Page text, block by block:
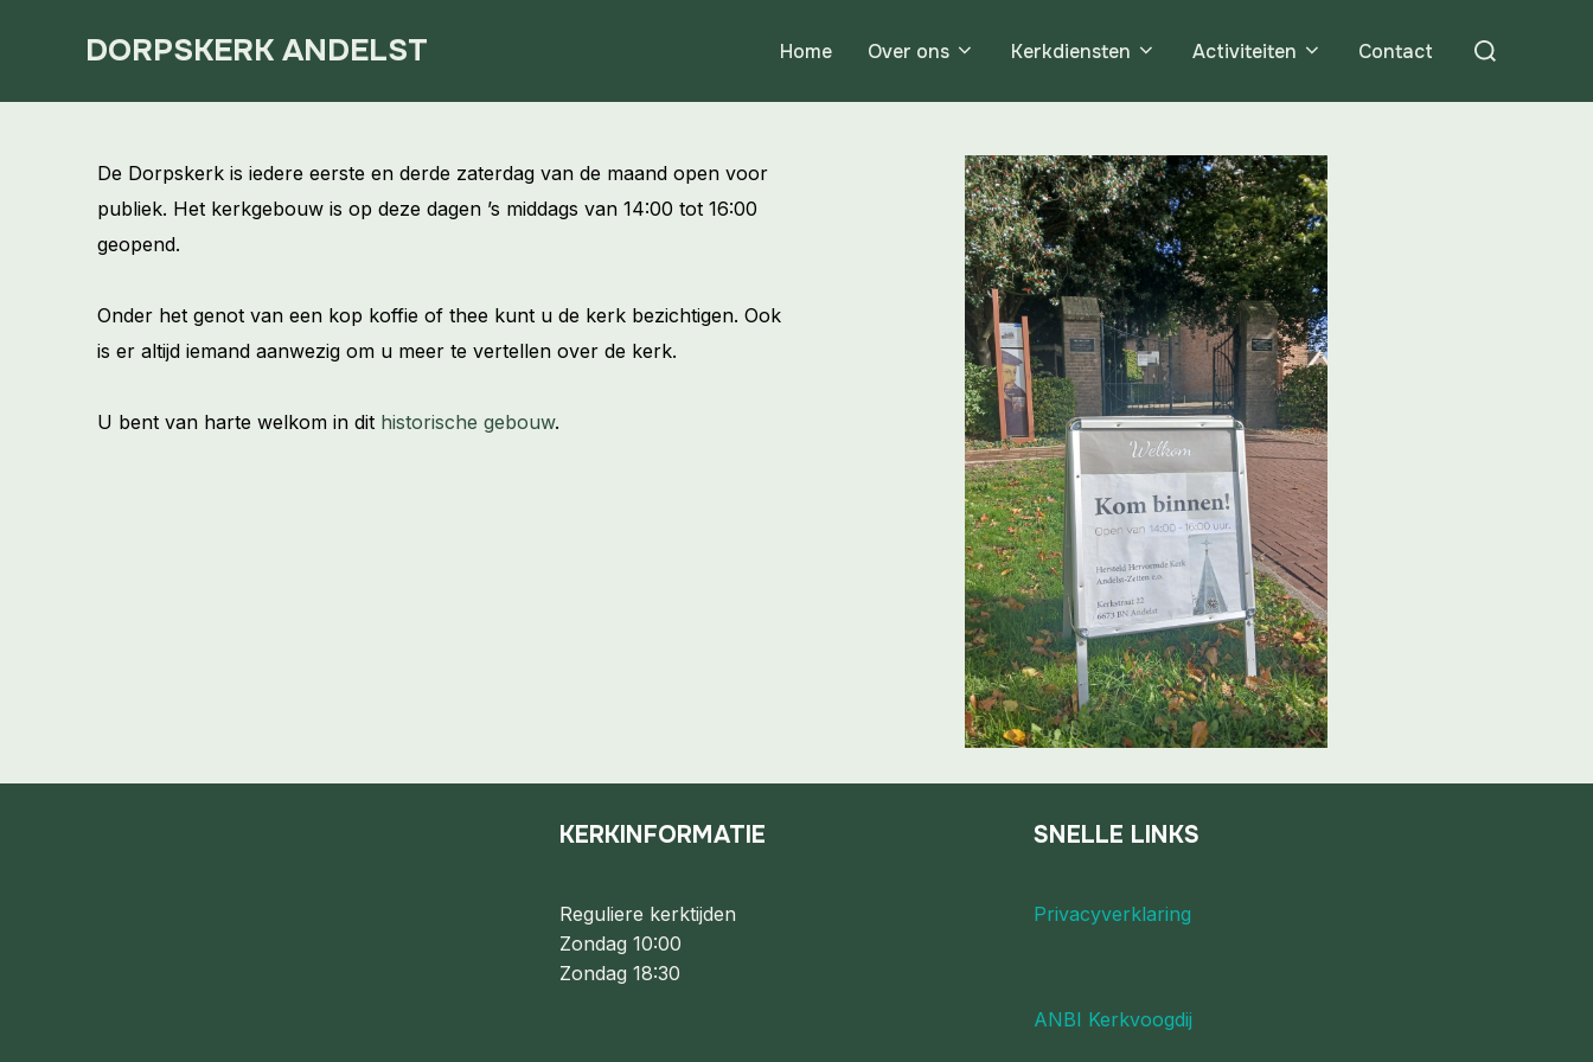
DORPSKERK ANDELST Home Over ons Kerkdiensten Activiteiten Contact
De Dorpskerk is iedere eerste en derde zaterdag van de maand open voor
publiek. Het kerkgebouw is op deze dagen ’s middags van 14:00 tot 16:00
geopend.
Onder het genot van een kop koffie of thee kunt u de kerk bezichtigen. Ook
is er altijd iemand aanwezig om u meer te vertellen over de kerk.
U bent van harte welkom in dit historische gebouw.
KERKINFORMATIE
Reguliere kerktijden
Zondag 10:00
Zondag 18:30
SNELLE LINKS
Privacyverklaring
ANBI Kerkvoogdij